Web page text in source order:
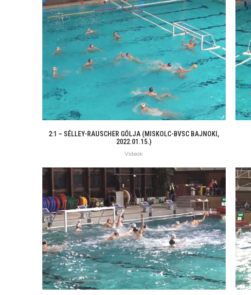
2:1 – SÉLLEY-RAUSCHER GÓLJA (MISKOLC-BVSC BAJNOKI,
2022.01.15.)
Videók